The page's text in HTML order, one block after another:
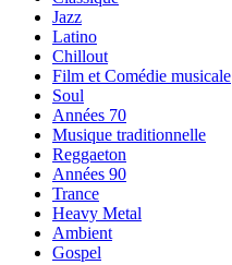
Jazz
Latino
Chillout
Film et Comédie musicale
Soul
Années 70
Musique traditionnelle
Reggaeton
Années 90
Trance
Heavy Metal
Ambient
Gospel